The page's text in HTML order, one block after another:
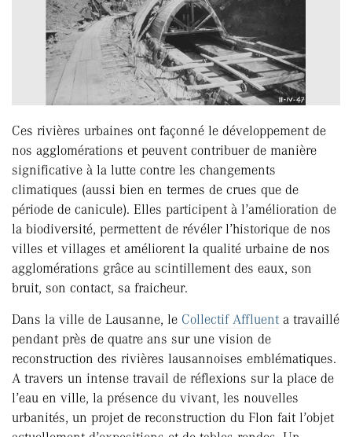
Ces rivières urbaines ont façonné le développement de
nos agglomérations et peuvent contribuer de manière
significative à la lutte contre les changements
climatiques (aussi bien en termes de crues que de
période de canicule). Elles participent à l’amélioration de
la biodiversité, permettent de révéler l’historique de nos
villes et villages et améliorent la qualité urbaine de nos
agglomérations grâce au scintillement des eaux, son
bruit, son contact, sa fraicheur.
Dans la ville de Lausanne, le Collectif Affluent a travaillé
pendant près de quatre ans sur une vision de
reconstruction des rivières lausannoises emblématiques.
A travers un intense travail de réflexions sur la place de
l’eau en ville, la présence du vivant, les nouvelles
urbanités, un projet de reconstruction du Flon fait l’objet